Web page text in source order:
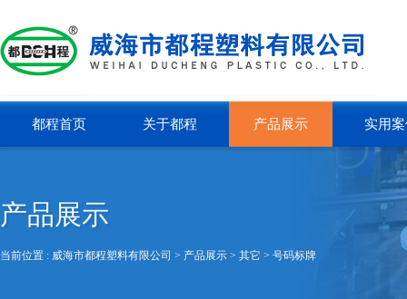
都程首页 关于都程 产品展示 实用
产品展示
当前位置 : 威海市都程塑料有限公司 > 产品展示 > 其它 > 号码标牌